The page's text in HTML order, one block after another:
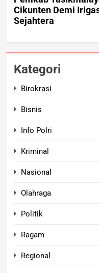
Kategori
Birokrasi
Bisnis
Info Polri
Kriminal
Nasional
Olahraga
Politik
Ragam
Regional